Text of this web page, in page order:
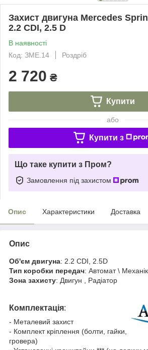
Захист двигуна Mercedes
2.2 CDI, 2.5 D
В наявності
Код: ЗМЕ.14
Роздріб
2 720 ₴
Купити
або
Купити з
Що таке купити з Пром?
Замовлення під захистом
Опис Характеристики Доставка
Опис
Об'єм двигуна: 2.2 CDI, 2.5D
Тип коробки передач: Автомат \
Зона захисту: Двигун , Радіатор
Комплектація:
- Металевий захист
- Комплект кріплення (болти, гайки,
гровера)